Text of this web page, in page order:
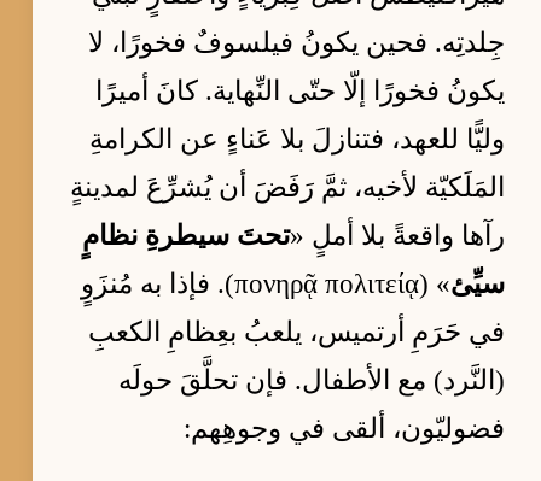
جِلدتِه. فحين يكونُ فيلسوفٌ فخورًا، لا
يكونُ فخورًا إلّا حتّى النِّهاية. كانَ أميرًا
وليًّا للعهد، فتنازلَ بلا عَناءٍ عن الكرامةِ
المَلَكيّة لأخيه، ثمَّ رَفَضَ أن يُشرِّعَ لمدينةٍ
رآها واقعةً بلا أملٍ «تحتَ سيطرةِ نظامٍ
سيِّئ
» (πονηρᾷ πολιτείᾳ). فإذا به مُنزَوٍ
في حَرَمِ أرتميس، يلعبُ بعِظامِ الكعبِ
(النَّرد) مع الأطفال. فإن تحلَّقَ حولَه
فضوليّون، ألقى في وجوهِهم: